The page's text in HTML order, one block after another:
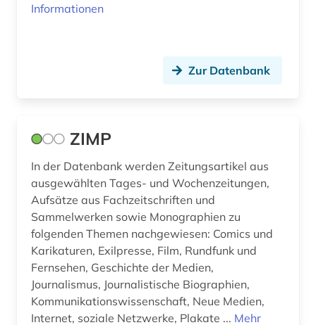
Informationen
Zur Datenbank
ZIMP
In der Datenbank werden Zeitungsartikel aus
ausgewählten Tages- und Wochenzeitungen,
Aufsätze aus Fachzeitschriften und
Sammelwerken sowie Monographien zu
folgenden Themen nachgewiesen: Comics und
Karikaturen, Exilpresse, Film, Rundfunk und
Fernsehen, Geschichte der Medien,
Journalismus, Journalistische Biographien,
Kommunikationswissenschaft, Neue Medien,
Internet, soziale Netzwerke, Plakate ... Mehr